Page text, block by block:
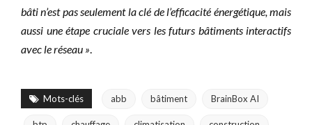
bâti n’est pas seulement la clé de l’efficacité énergétique, mais
aussi une étape cruciale vers les futurs bâtiments interactifs
avec le réseau ».
Mots-clés abb bâtiment BrainBox AI